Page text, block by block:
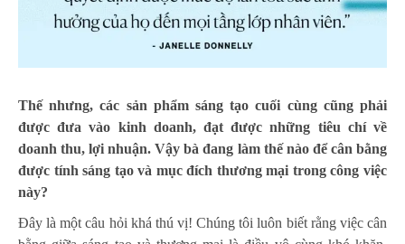
Thế nhưng, các sản phẩm sáng tạo cuối cùng cũng phải
được đưa vào kinh doanh, đạt được những tiêu chí về
doanh thu, lợi nhuận. Vậy bà đang làm thế nào để cân bằng
được tính sáng tạo và mục đích thương mại trong công việc
này?
Đây là một câu hỏi khá thú vị! Chúng tôi luôn biết rằng việc cân